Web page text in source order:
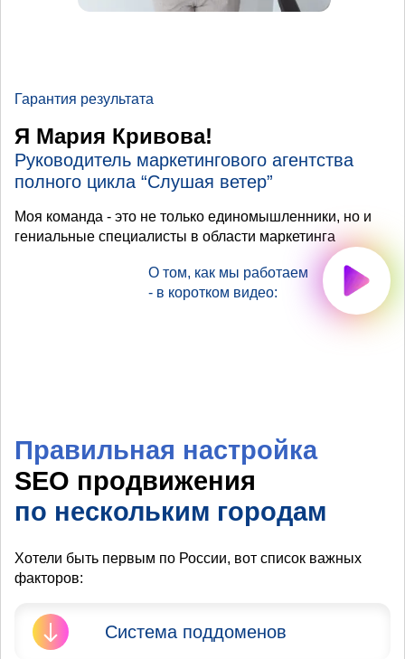
Гарантия результата
Я Мария Кривова!
Руководитель маркетингового агентства
полного цикла “Слушая ветер”
Моя команда - это не только единомышленники, но и
гениальные специалисты в области маркетинга
О том, как мы работаем
- в коротком видео:
Правильная настройка
SEO продвижения
по нескольким городам
Хотели быть первым по России, вот список важных
факторов:
Система поддоменов